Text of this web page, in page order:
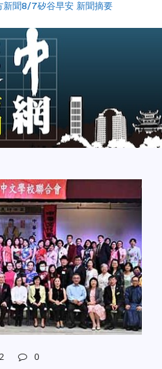
新聞8/7矽谷早安 新聞摘要
0